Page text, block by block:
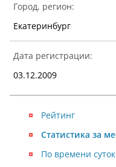
Город, регион:
Екатеринбург
Дата регистрации:
03.12.2009
Рейтинг
Статистика за
По времени суток